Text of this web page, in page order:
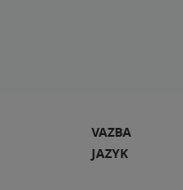
VAZBA
JAZYK